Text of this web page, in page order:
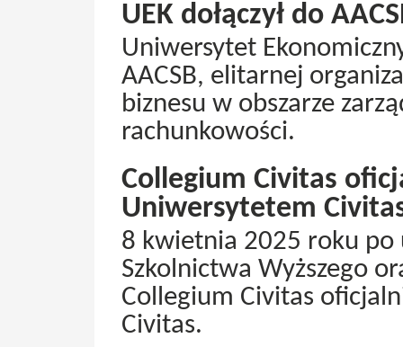
UEK dołączył do
Uniwersytet
AACSB, elitarnej
biznesu w obszarze
rachunkowości.
Collegium Civitas
Uniwersytetem
8 kwietnia 2025 roku po
Szkolnictwa Wyższego
Collegium Civitas
Civitas.